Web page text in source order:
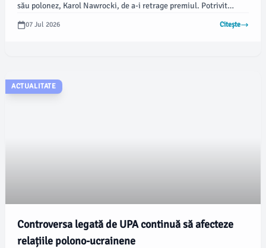
său polonez, Karol Nawrocki, de a-i retrage premiul. Potrivit
damboviteanul.com, această situație a fost amplificată de
recentele tensiuni generate de redenumirea unei unități a
07 Jul 2026 Citește
ACTUALITATE
Controversa legată de UPA continuă să afecteze
relațiile polono-ucrainene